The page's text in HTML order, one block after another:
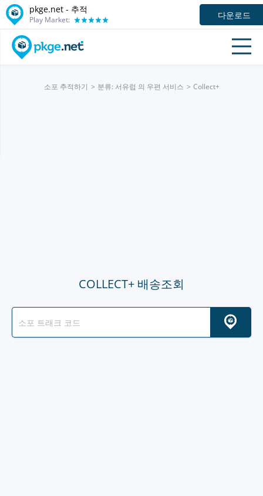
pkge.net - 추적
Play Market: 다운로드
소포 추적하기 분류: 서유럽 의 우편 서비스 Collect+
COLLECT+ 배송조회